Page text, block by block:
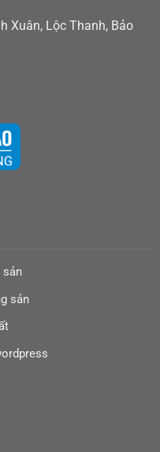
Xuân, Lộc Thanh, Bảo
sản
sản